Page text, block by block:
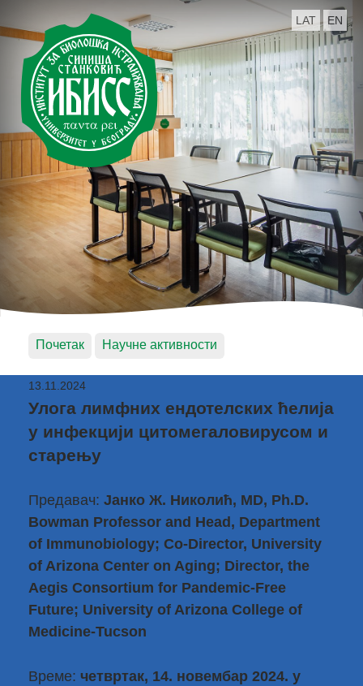
LAT EN
Почетак Научне активности
13.11.2024
Улога лимфних ендотелских ћелија
у инфекцији цитомегаловирусом и
старењу
Предавач: Јанко Ж. Николић, MD, Ph.D.
Bowman Professor and Head, Department
of Immunobiology; Co-Director, University
of Arizona Center on Aging; Director, the
Aegis Consortium for Pandemic-Free
Future; University of Arizona College of
Medicine-Tucson
Време: четвртак, 14. новембар 2024. у